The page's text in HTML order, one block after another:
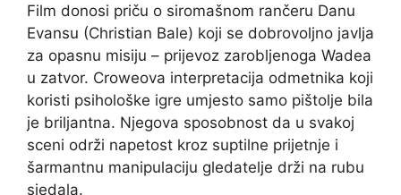
Film donosi priču o siromašnom rančeru Danu
Evansu (Christian Bale) koji se dobrovoljno javlja
za opasnu misiju – prijevoz zarobljenoga Wadea
u zatvor. Croweova interpretacija odmetnika koji
koristi psihološke igre umjesto samo pištolje bila
je briljantna. Njegova sposobnost da u svakoj
sceni održi napetost kroz suptilne prijetnje i
šarmantnu manipulaciju gledatelje drži na rubu
sjedala.